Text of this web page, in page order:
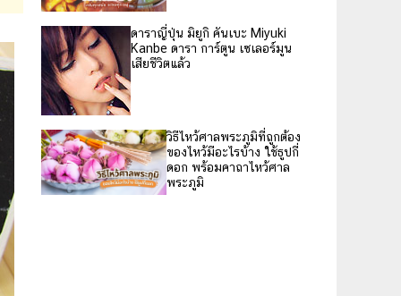
ดาราญี่ปุ่น มิยูกิ คันเบะ Miyuki
Kanbe ดารา การ์ตูน เซเลอร์มูน
เสียชีวิตแล้ว
วิธีไหว้ศาลพระภูมิที่ถูกต้อง
ของไหว้มีอะไรบ้าง ใช้ธูปกี่
ดอก พร้อมคาถาไหว้ศาล
พระภูมิ